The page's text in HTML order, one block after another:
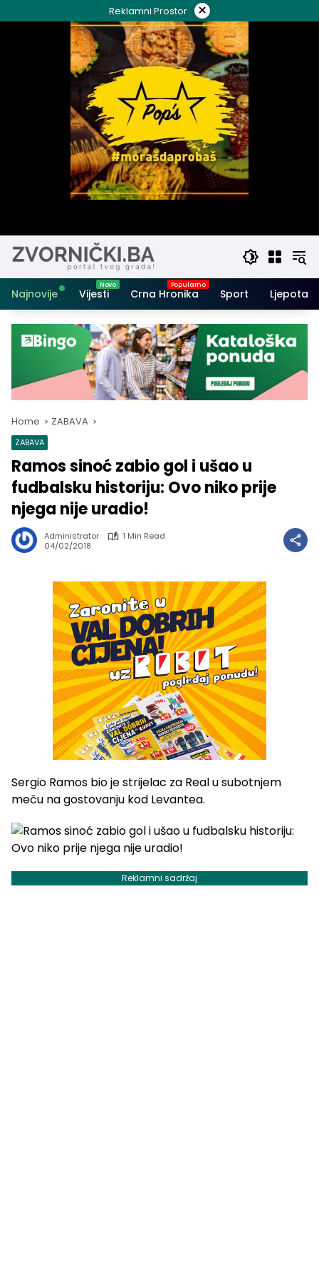
to
Reklamni Prostor ×
Najnovije Vijesti Crna Hronika Sport Ljepota i
Home ZABAVA
ZABAVA
Ramos sinoć zabio gol i ušao u
fudbalsku historiju: Ovo niko prije
njega nije uradio!
Administrator
1 Min Read
04/02/2018
Sergio Ramos bio je strijelac za Real u subotnjem
meču na gostovanju kod Levantea.
Reklamni sadržaj